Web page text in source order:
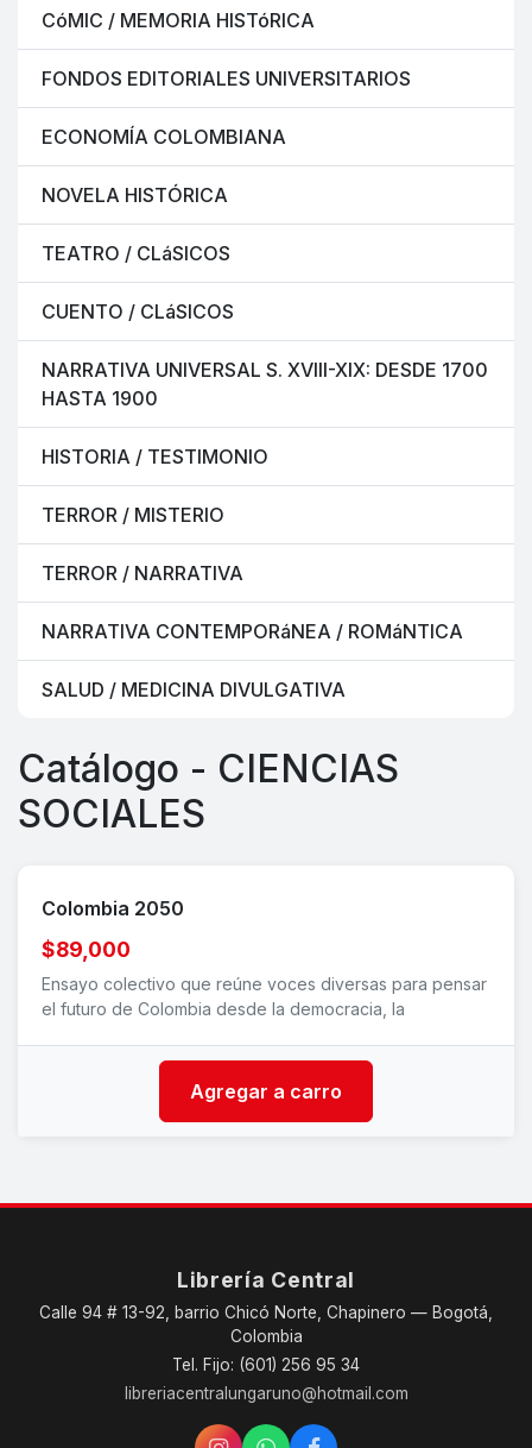
CóMIC / MEMORIA HISTóRICA
FONDOS EDITORIALES UNIVERSITARIOS
ECONOMÍA COLOMBIANA
NOVELA HISTÓRICA
TEATRO / CLáSICOS
CUENTO / CLáSICOS
NARRATIVA UNIVERSAL S. XVIII-XIX: DESDE 1700
HASTA 1900
HISTORIA / TESTIMONIO
TERROR / MISTERIO
TERROR / NARRATIVA
NARRATIVA CONTEMPORáNEA / ROMáNTICA
SALUD / MEDICINA DIVULGATIVA
Catálogo - CIENCIAS
SOCIALES
Colombia 2050
$89,000
Ensayo colectivo que reúne voces diversas para pensar
el futuro de Colombia desde la democracia, la
Agregar a carro
Librería Central
Calle 94 # 13-92, barrio Chicó Norte, Chapinero — Bogotá,
Colombia
Tel. Fijo: (601) 256 95 34
libreriacentralungaruno@hotmail.com